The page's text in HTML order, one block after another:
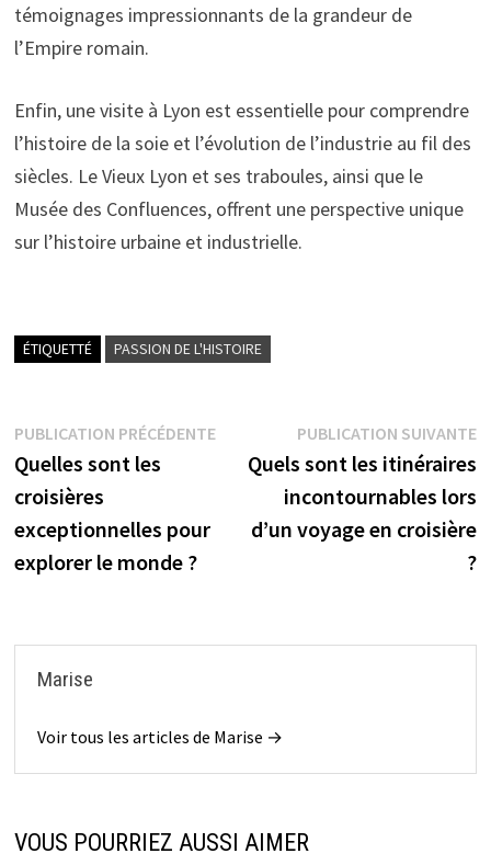
témoignages impressionnants de la grandeur de
l’Empire romain.
Enfin, une visite à Lyon est essentielle pour comprendre
l’histoire de la soie et l’évolution de l’industrie au fil des
siècles. Le Vieux Lyon et ses traboules, ainsi que le
Musée des Confluences, offrent une perspective unique
sur l’histoire urbaine et industrielle.
ÉTIQUETTÉ PASSION DE L'HISTOIRE
Navigation
de
l’article
PUBLICATION PRÉCÉDENTEPublication
précédente :
Quelles sont les
croisières
exceptionnelles pour
explorer le monde ?
PUBLICATION SUIVANTE
Quels sont les itinéraires
incontournables lors
d’un voyage en croisière
?
Marise
Voir tous les articles de Marise →
VOUS POURRIEZ AUSSI AIMER